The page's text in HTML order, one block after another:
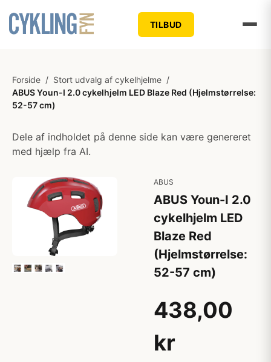
TILBUD
Forside / Stort udvalg af cykelhjelme /
ABUS Youn-I 2.0 cykelhjelm LED Blaze Red (Hjelmstørrelse:
52-57 cm)
Dele af indholdet på denne side kan være genereret
med hjælp fra AI.
ABUS
ABUS Youn-I 2.0
cykelhjelm LED
Blaze Red
(Hjelmstørrelse:
52-57 cm)
438,00
kr